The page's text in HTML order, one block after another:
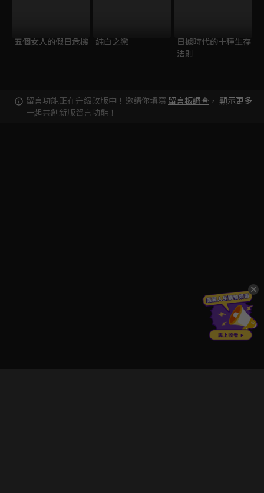
五個女人的假日危機 純白之戀
日據時代的十種生存
法則
留言功能正在升級改版中！邀請你填寫 留言板調查 ，
一起共創新版留言功能！
顯示更多